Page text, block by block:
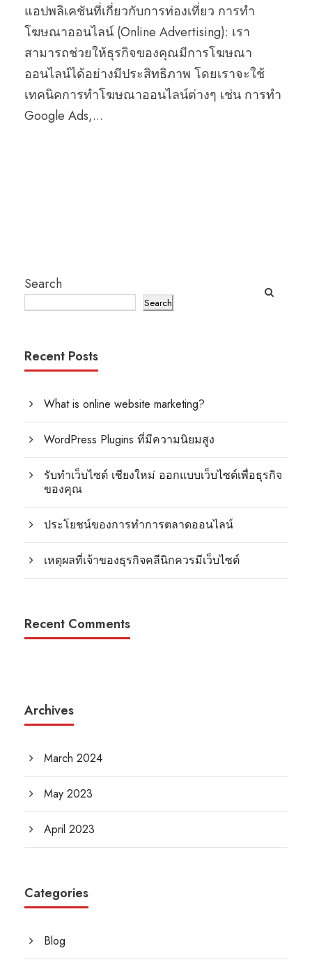
แอปพลิเคชันที่เกี่ยวกับการท่องเที่ยว การทำ
โฆษณาออนไลน์ (Online Advertising): เรา
สามารถช่วยให้ธุรกิจของคุณมีการโฆษณา
ออนไลน์ได้อย่างมีประสิทธิภาพ โดยเราจะใช้
เทคนิคการทำโฆษณาออนไลน์ต่างๆ เช่น การทำ
Google Ads,...
Search
Search
Recent Posts
What is online website marketing?
WordPress Plugins ที่มีความนิยมสูง
รับทำเว็บไซต์ เชียงใหม่ ออกแบบเว็บไซต์เพื่อธุรกิจ
ของคุณ
ประโยชน์ของการทำการตลาดออนไลน์
เหตุผลที่เจ้าของธุรกิจคลีนิกควรมีเว็บไซต์
Recent Comments
Archives
March 2024
May 2023
April 2023
Categories
Blog